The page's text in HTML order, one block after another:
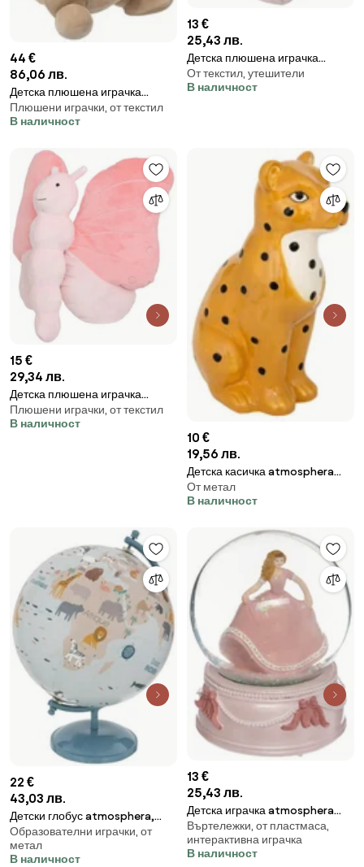
44 €
86,06 лв.
Детска плюшена играчка
atmosphera Blake XL, 63 см
Плюшени играчки, от текстил
В наличност
13 €
25,43 лв.
Детска плюшена играчка
atmosphera Kitty ,28 см
От текстил, утешители
В наличност
15 €
29,34 лв.
Детска плюшена играчка
atmosphera, Butterfly Alma ,28
см
Плюшени играчки, от текстил
В наличност
10 €
19,56 лв.
Детска касичка atmosphera
Leopard , 18 см
От метал
В наличност
22 €
43,03 лв.
Детски глобус atmosphera,
Син, 20 cm
Образователни играчки, от
метал
В наличност
13 €
25,43 лв.
Детска играчка atmosphera
Princess, 10 cm
Въртележки, от пластмаса,
интерактивна играчка
В наличност